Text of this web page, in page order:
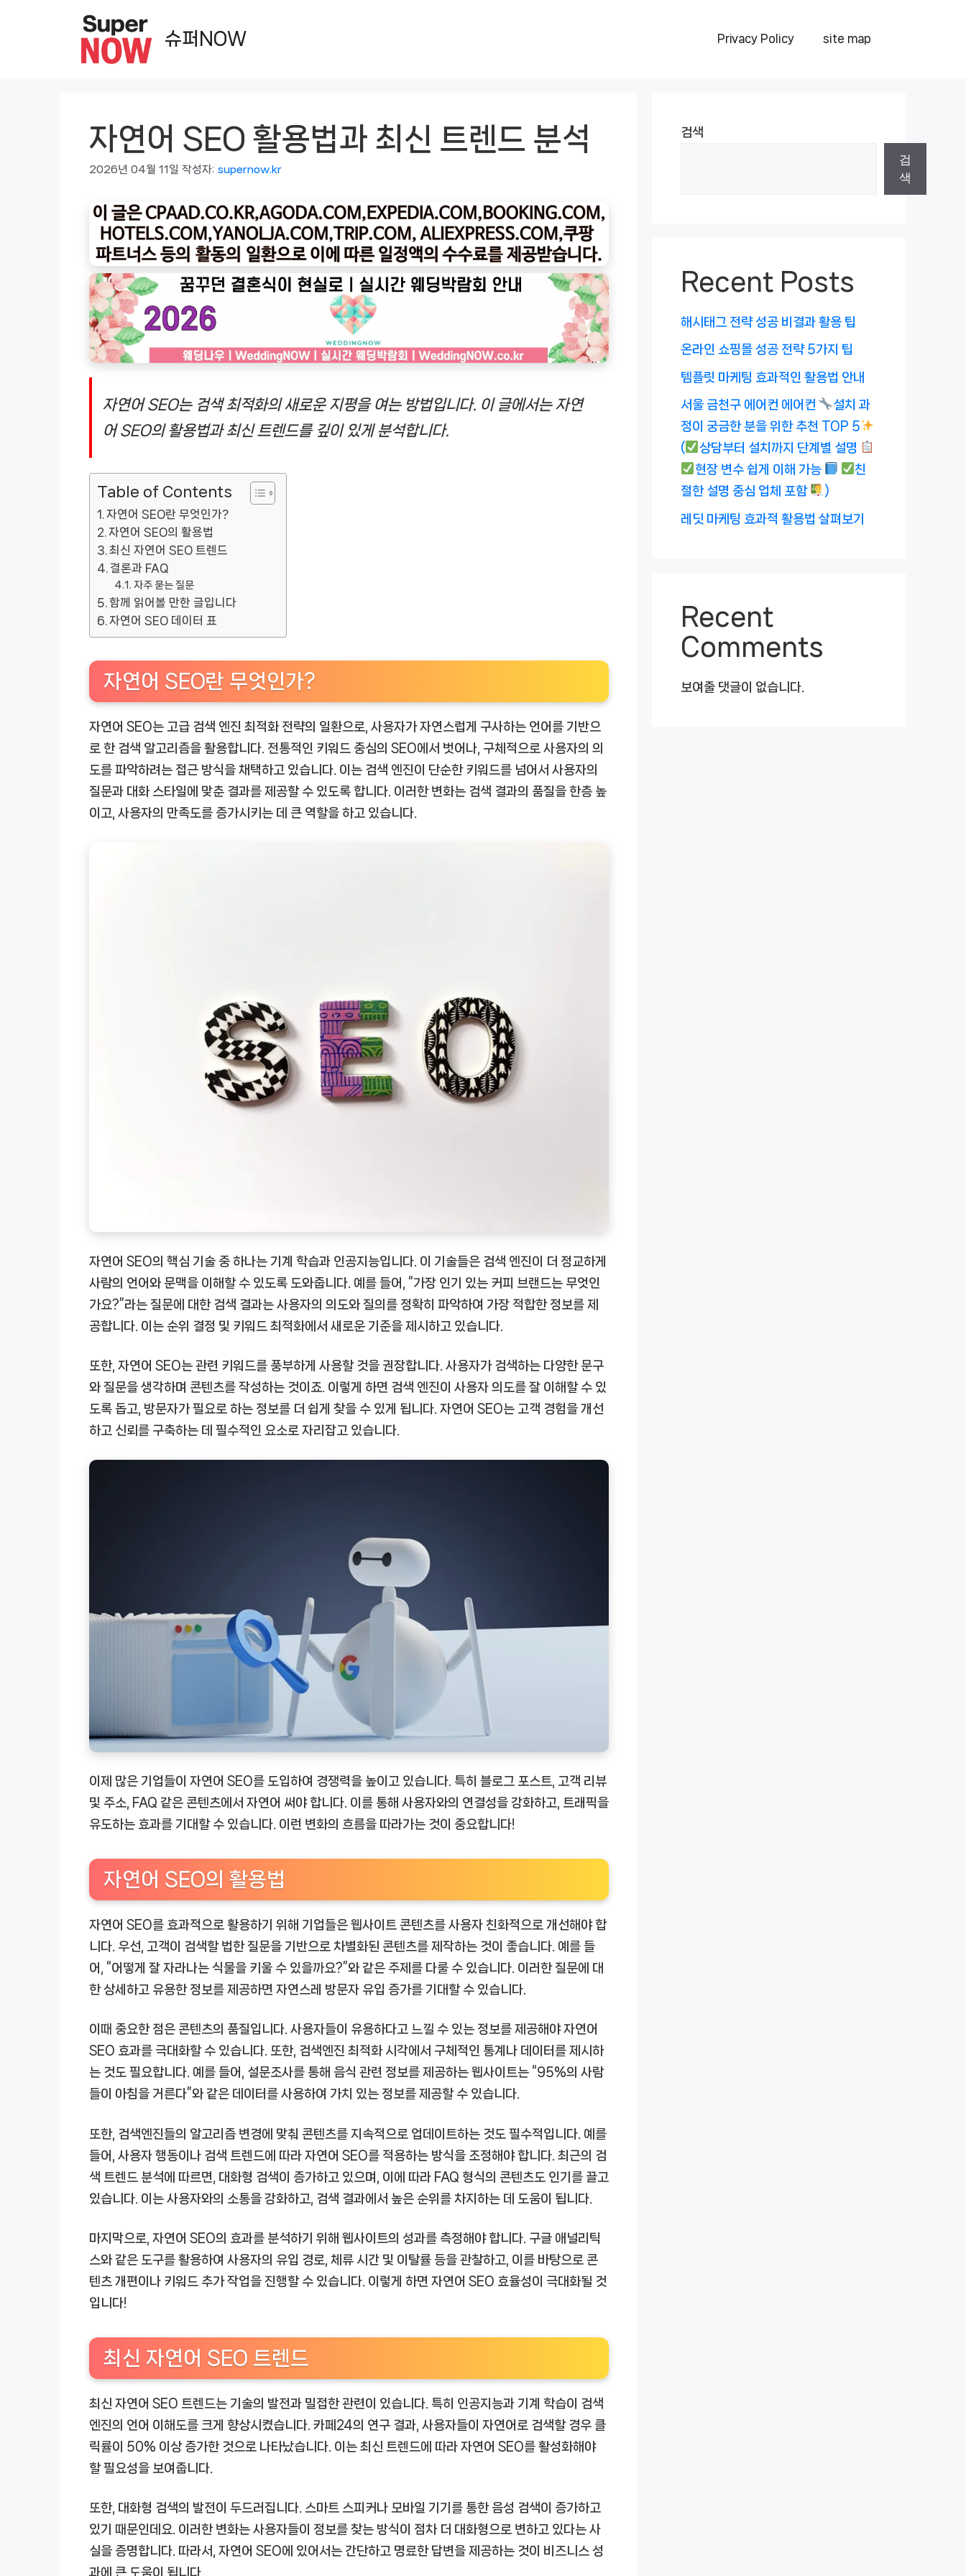
슈퍼NOW Privacy Policy site map
자연어 SEO 활용법과 최신 트렌드 분석
2026년 04월 11일 작성자: supernow.kr
자연어 SEO는 검색 최적화의 새로운 지평을 여는 방법입니다. 이 글에서는 자연
어 SEO의 활용법과 최신 트렌드를 깊이 있게 분석합니다.
Table of Contents
자연어 SEO란 무엇인가?
자연어 SEO의 활용법
최신 자연어 SEO 트렌드
결론과 FAQ
자주 묻는 질문
함께 읽어볼 만한 글입니다
자연어 SEO 데이터 표
자연어 SEO란 무엇인가?
자연어 SEO는 고급 검색 엔진 최적화 전략의 일환으로, 사용자가 자연스럽게 구사하는 언어를 기반으
로 한 검색 알고리즘을 활용합니다. 전통적인 키워드 중심의 SEO에서 벗어나, 구체적으로 사용자의 의
도를 파악하려는 접근 방식을 채택하고 있습니다. 이는 검색 엔진이 단순한 키워드를 넘어서 사용자의
질문과 대화 스타일에 맞춘 결과를 제공할 수 있도록 합니다. 이러한 변화는 검색 결과의 품질을 한층 높
이고, 사용자의 만족도를 증가시키는 데 큰 역할을 하고 있습니다.
자연어 SEO의 핵심 기술 중 하나는 기계 학습과 인공지능입니다. 이 기술들은 검색 엔진이 더 정교하게
사람의 언어와 문맥을 이해할 수 있도록 도와줍니다. 예를 들어, “가장 인기 있는 커피 브랜드는 무엇인
가요?”라는 질문에 대한 검색 결과는 사용자의 의도와 질의를 정확히 파악하여 가장 적합한 정보를 제
공합니다. 이는 순위 결정 및 키워드 최적화에서 새로운 기준을 제시하고 있습니다.
또한, 자연어 SEO는 관련 키워드를 풍부하게 사용할 것을 권장합니다. 사용자가 검색하는 다양한 문구
와 질문을 생각하며 콘텐츠를 작성하는 것이죠. 이렇게 하면 검색 엔진이 사용자 의도를 잘 이해할 수 있
도록 돕고, 방문자가 필요로 하는 정보를 더 쉽게 찾을 수 있게 됩니다. 자연어 SEO는 고객 경험을 개선
하고 신뢰를 구축하는 데 필수적인 요소로 자리잡고 있습니다.
이제 많은 기업들이 자연어 SEO를 도입하여 경쟁력을 높이고 있습니다. 특히 블로그 포스트, 고객 리뷰
및 주소, FAQ 같은 콘텐츠에서 자연어 써야 합니다. 이를 통해 사용자와의 연결성을 강화하고, 트래픽을
유도하는 효과를 기대할 수 있습니다. 이런 변화의 흐름을 따라가는 것이 중요합니다!
자연어 SEO의 활용법
자연어 SEO를 효과적으로 활용하기 위해 기업들은 웹사이트 콘텐츠를 사용자 친화적으로 개선해야 합
니다. 우선, 고객이 검색할 법한 질문을 기반으로 차별화된 콘텐츠를 제작하는 것이 좋습니다. 예를 들
어, “어떻게 잘 자라나는 식물을 키울 수 있을까요?”와 같은 주제를 다룰 수 있습니다. 이러한 질문에 대
한 상세하고 유용한 정보를 제공하면 자연스레 방문자 유입 증가를 기대할 수 있습니다.
이때 중요한 점은 콘텐츠의 품질입니다. 사용자들이 유용하다고 느낄 수 있는 정보를 제공해야 자연어
SEO 효과를 극대화할 수 있습니다. 또한, 검색엔진 최적화 시각에서 구체적인 통계나 데이터를 제시하
는 것도 필요합니다. 예를 들어, 설문조사를 통해 음식 관련 정보를 제공하는 웹사이트는 “95%의 사람
들이 아침을 거른다”와 같은 데이터를 사용하여 가치 있는 정보를 제공할 수 있습니다.
또한, 검색엔진들의 알고리즘 변경에 맞춰 콘텐츠를 지속적으로 업데이트하는 것도 필수적입니다. 예를
들어, 사용자 행동이나 검색 트렌드에 따라 자연어 SEO를 적용하는 방식을 조정해야 합니다. 최근의 검
색 트렌드 분석에 따르면, 대화형 검색이 증가하고 있으며, 이에 따라 FAQ 형식의 콘텐츠도 인기를 끌고
있습니다. 이는 사용자와의 소통을 강화하고, 검색 결과에서 높은 순위를 차지하는 데 도움이 됩니다.
마지막으로, 자연어 SEO의 효과를 분석하기 위해 웹사이트의 성과를 측정해야 합니다. 구글 애널리틱
스와 같은 도구를 활용하여 사용자의 유입 경로, 체류 시간 및 이탈률 등을 관찰하고, 이를 바탕으로 콘
텐츠 개편이나 키워드 추가 작업을 진행할 수 있습니다. 이렇게 하면 자연어 SEO 효율성이 극대화될 것
입니다!
최신 자연어 SEO 트렌드
최신 자연어 SEO 트렌드는 기술의 발전과 밀접한 관련이 있습니다. 특히 인공지능과 기계 학습이 검색
엔진의 언어 이해도를 크게 향상시켰습니다. 카페24의 연구 결과, 사용자들이 자연어로 검색할 경우 클
릭률이 50% 이상 증가한 것으로 나타났습니다. 이는 최신 트렌드에 따라 자연어 SEO를 활성화해야
할 필요성을 보여줍니다.
또한, 대화형 검색의 발전이 두드러집니다. 스마트 스피커나 모바일 기기를 통한 음성 검색이 증가하고
있기 때문인데요. 이러한 변화는 사용자들이 정보를 찾는 방식이 점차 더 대화형으로 변하고 있다는 사
실을 증명합니다. 따라서, 자연어 SEO에 있어서는 간단하고 명료한 답변을 제공하는 것이 비즈니스 성
과에 큰 도움이 됩니다.
검색
검
색
Recent Posts
해시태그 전략 성공 비결과 활용 팁
온라인 쇼핑몰 성공 전략 5가지 팁
템플릿 마케팅 효과적인 활용법 안내
서울 금천구 에어컨 에어컨
설치 과
정이 궁금한 분을 위한 추천 TOP 5
(
상담부터 설치까지 단계별 설명
현장 변수 쉽게 이해 가능
친
절한 설명 중심 업체 포함
)
레딧 마케팅 효과적 활용법 살펴보기
Recent
Comments
보여줄 댓글이 없습니다.